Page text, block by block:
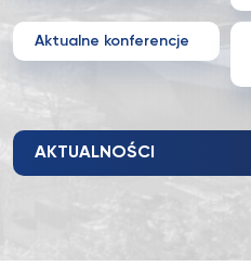
Aktualne konferencje
AKTUALNOŚCI